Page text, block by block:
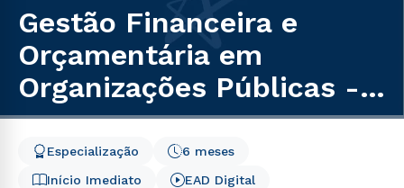
Gestão Financeira e
Orçamentária em
Organizações Públicas -
6 meses
Início Imediato
6 meses
Especialização
EAD Digital